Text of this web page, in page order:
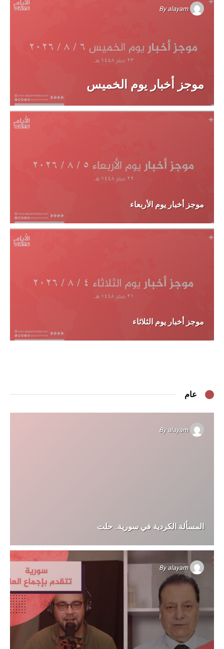
Byalayam
موجز أخبار يوم الخميس
موجز أخبار يوم الأربعاء
موجز أخبار يوم الثلاثاء
عام
Byalayam
المسألة الكردية في سورية.. حلت
Byalayam